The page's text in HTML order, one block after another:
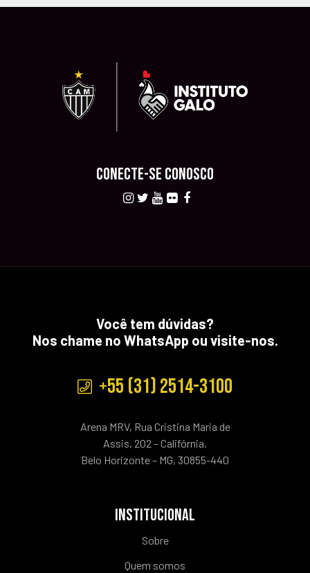
CONECTE-SE CONOSCO
Você tem dúvidas?
Nos chame no WhatsApp ou visite-nos.
+55 (31) 2514-3100
Arena MRV, Rua Cristina Maria de
Assis, 202 – Califórnia,
Belo Horizonte – MG, 30855-440
INSTITUCIONAL
Sobre
Quem somos